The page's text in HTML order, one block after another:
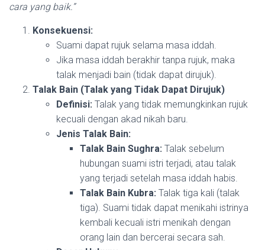
cara yang baik.”
Konsekuensi:
Suami dapat rujuk selama masa iddah.
Jika masa iddah berakhir tanpa rujuk, maka
talak menjadi bain (tidak dapat dirujuk).
Talak Bain (Talak yang Tidak Dapat Dirujuk)
Definisi: Talak yang tidak memungkinkan rujuk
kecuali dengan akad nikah baru.
Jenis Talak Bain:
Talak Bain Sughra: Talak sebelum
hubungan suami istri terjadi, atau talak
yang terjadi setelah masa iddah habis.
Talak Bain Kubra: Talak tiga kali (talak
tiga). Suami tidak dapat menikahi istrinya
kembali kecuali istri menikah dengan
orang lain dan bercerai secara sah.